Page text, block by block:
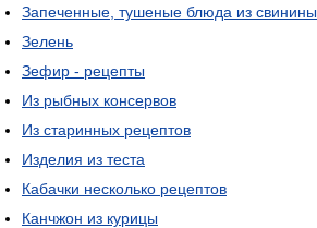
Запеченные, тушеные блюда из свинины
Зелень
Зефир - рецепты
Из рыбных консервов
Из старинных рецептов
Изделия из теста
Кабачки несколько рецептов
Канчжон из курицы